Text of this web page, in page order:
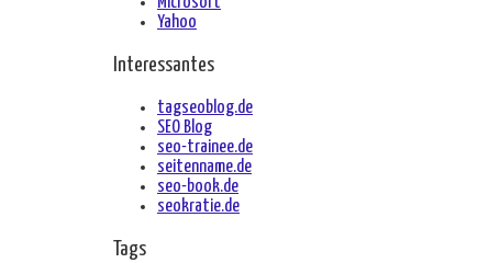
Yahoo
Interessantes
tagseoblog.de
SEO Blog
seo-trainee.de
seitenname.de
seo-book.de
seokratie.de
Tags